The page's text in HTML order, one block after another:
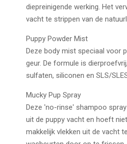
diepreinigende werking. Het
vacht te strippen van de
Puppy Powder Mist
Deze body mist speciaal voor
geur. De formule is
sulfaten, siliconen en SLS/
Mucky Pup Spray
Deze 'no-rinse' shampoo
uit de puppy vacht en hoeft
makkelijk vlekken uit de vacht